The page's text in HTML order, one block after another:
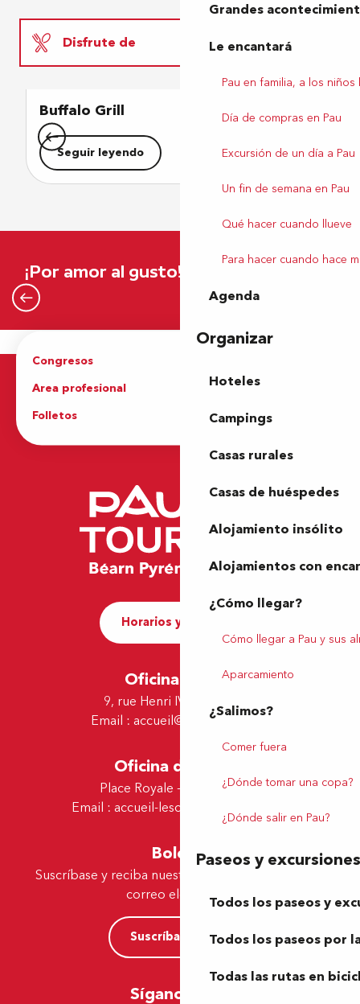
Grandes
Le encantará
Pau en familia, a los niños
Día de compras en Pau
Excursión de un día a Pau
Un fin de semana en Pau
Qué hacer cuando llueve
Para hacer cuando hace
Agenda
Organizar
Hoteles
Campings
Casas rurales
Casas de huéspedes
Alojamiento insólito
Alojamientos con
¿Cómo llegar?
Cómo llegar a Pau y sus
Aparcamiento
¿Salimos?
Comer fuera
¿Dónde tomar una copa?
¿Dónde salir en Pau?
Paseos y excursiones
Todos los paseos y
Todos los paseos por
Todas las rutas en
Disfrute de
Diviértete
Buffalo Grill
Seguir leyendo
¡Por amor al gusto!
vegetarianos – ES
Seguir leyendo
Congresos
Area profesional
Prensa
Folletos
Oficina de Turismo
Horarios y contacto
Oficina de Pau
9, rue Henri IV - 64000 Pau
Email : accueil@tourismepau.fr
Oficina de Lescar
Place Royale - 64230 Lescar
Email : accueil-lescar@tourismepau.fr
Boletín
Suscríbase y reciba nuestras ofertas y noticias por
correo electrónico
Suscríbase ahora
Síganos aquí